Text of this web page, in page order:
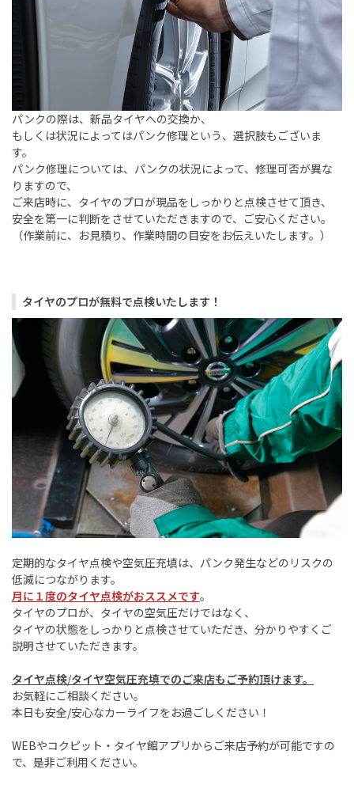
パンクの際は、新品タイヤへの交換か、
もしくは状況によってはパンク修理という、選択肢もございま
す。
パンク修理については、パンクの状況によって、修理可否が異な
りますので、
ご来店時に、タイヤのプロが現品をしっかりと点検させて頂き、
安全を第一に判断をさせていただきますので、ご安心ください。
（作業前に、お見積り、作業時間の目安をお伝えいたします。）
タイヤのプロが無料で点検いたします！
定期的なタイヤ点検や空気圧充填は、パンク発生などのリスクの
低減につながります。
月に１度のタイヤ点検がおススメです。
タイヤのプロが、タイヤの空気圧だけではなく、
タイヤの状態をしっかりと点検させていただき、分かりやすくご
説明させていただきます。
タイヤ点検/タイヤ空気圧充填でのご来店もご予約頂けます。
お気軽にご相談ください。
本日も安全/安心なカーライフをお過ごしください！
WEBやコクピット・タイヤ館アプリからご来店予約が可能ですの
で、是非ご利用ください。